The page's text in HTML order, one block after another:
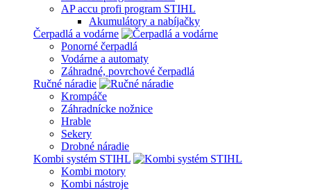
AP accu profi program STIHL
Akumulátory a nabíjačky
Čerpadlá a vodárne
Ponorné čerpadlá
Vodárne a automaty
Záhradné, povrchové čerpadlá
Ručné náradie
Krompáče
Záhradnícke nožnice
Hrable
Sekery
Drobné náradie
Kombi systém STIHL
Kombi motory
Kombi nástroje